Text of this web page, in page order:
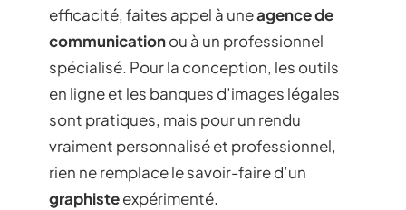
efficacité, faites appel à uneagence de
communicationou à un professionnel
spécialisé. Pour la conception, les outils
en ligne et les banques d’images légales
sont pratiques, mais pour un rendu
vraiment personnalisé et professionnel,
rien ne remplace le savoir-faire d’un
graphisteexpérimenté.